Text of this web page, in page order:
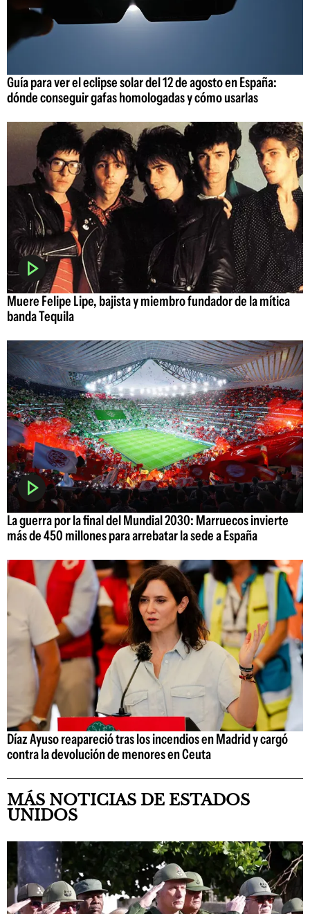
Guía para ver el eclipse solar del 12 de agosto en España:
dónde conseguir gafas homologadas y cómo usarlas
Muere Felipe Lipe, bajista y miembro fundador de la mítica
banda Tequila
La guerra por la final del Mundial 2030: Marruecos invierte
más de 450 millones para arrebatar la sede a España
Díaz Ayuso reapareció tras los incendios en Madrid y cargó
contra la devolución de menores en Ceuta
MÁS NOTICIAS DE ESTADOS
UNIDOS